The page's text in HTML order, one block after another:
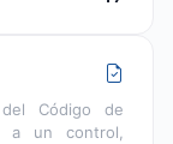
Código de
a un control,